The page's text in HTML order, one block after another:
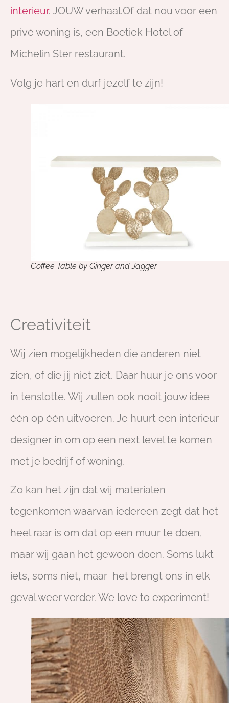
interieur. JOUW verhaal.Of dat nou voor een
privé woning is, een Boetiek Hotel of
Michelin Ster restaurant.
Volg je hart en durf jezelf te zijn!
Coffee Table by Ginger and Jagger
Creativiteit
Wij zien mogelijkheden die anderen niet
zien, of die jij niet ziet. Daar huur je ons voor
in tenslotte. Wij zullen ook nooit jouw idee
één op één uitvoeren. Je huurt een interieur
designer in om op een next level te komen
met je bedrijf of woning.
Zo kan het zijn dat wij materialen
tegenkomen waarvan iedereen zegt dat het
heel raar is om dat op een muur te doen,
maar wij gaan het gewoon doen. Soms lukt
iets, soms niet, maar het brengt ons in elk
geval weer verder. We love to experiment!